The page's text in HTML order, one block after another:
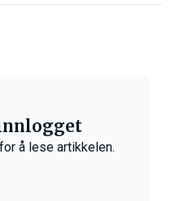
å lese artikkelen.